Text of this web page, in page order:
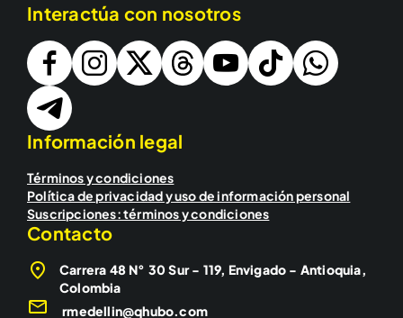
Interactúa con nosotros
Información legal
Términos y condiciones
Política de privacidad y uso de información personal
Suscripciones: términos y condiciones
Contacto
Carrera 48 N° 30 Sur - 119, Envigado - Antioquia,
Colombia
rmedellin@qhubo.com